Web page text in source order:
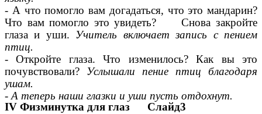
- А что помогло вам догадаться, что это мандарин?
Что вам помогло это увидеть? Снова закройте
глаза и уши. Учитель включает запись с пением
птиц.
- Откройте глаза. Что изменилось? Как вы это
почувствовали? Услышали пение птиц благодаря
ушам.
- А теперь наши глазки и уши пусть отдохнут.
IV Физминутка для глаз Слайд3